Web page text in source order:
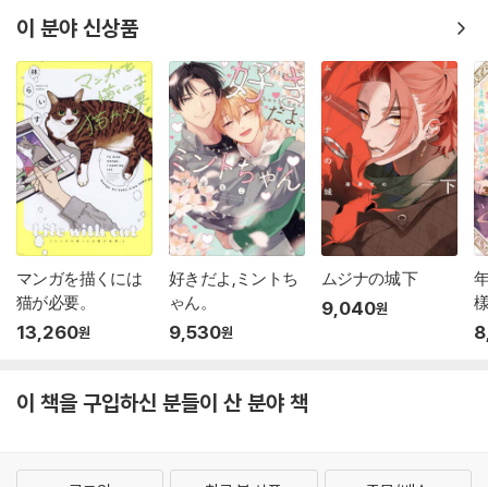
이 분야 신상품
マンガを描くには
猫が必要。
13,260원
好きだよ,ミントち
ゃん。
9,530원
ムジナの城 下
9,040원
이 책을 구입하신 분들이 산 분야 책